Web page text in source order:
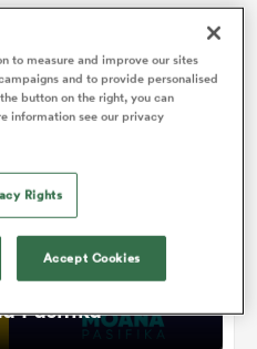
Pasifika
to measure and improve our sites
and to provide personalised
button on the right, you can
information see our privacy
Rights
Accept Cookies